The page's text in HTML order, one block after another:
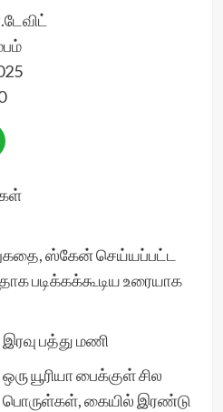
ஸ்கேன் செய்யப்பட்ட
படிக்கக்கூடிய உரையாக
இரவு பத்து மணி
ஒரு யூரியா பைக்குள் சில
பொருள்கள், கையில் இரண்டு